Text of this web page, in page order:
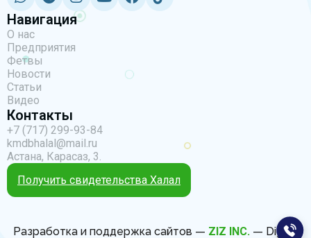
Навигация
О нас
Предприятия
Фетвы
Новости
Статьи
Видео
Контакты
+7 (717) 299-93-84
kmdbhalal@mail.ru
Астана, Карасаз, 3.
Получить свидетельства Халал
Разработка и поддержка сайтов — ZIZ INC.— Digital